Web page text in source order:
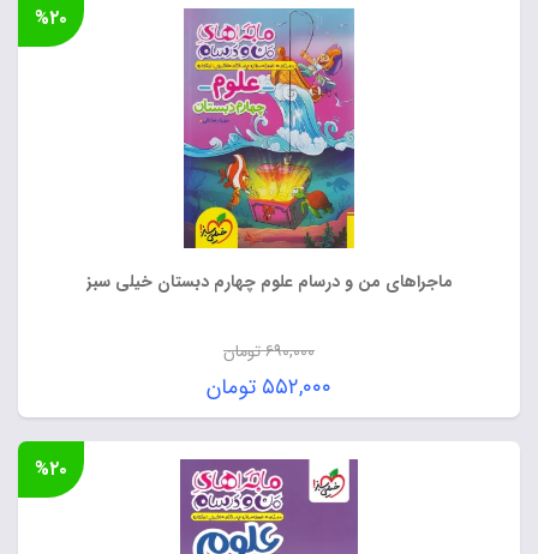
ماجراهای من و درسام علوم چهارم دبستان خیلی سبز
۶۹۰,۰۰۰تومان
قیمت
اصلی:
۶۹۰,۰۰۰ تومان
بود.
۵۵۲,۰۰۰ تومان
قیمت
فعلی:
۵۵۲,۰۰۰ تومان.
%۲۰
%۲۰